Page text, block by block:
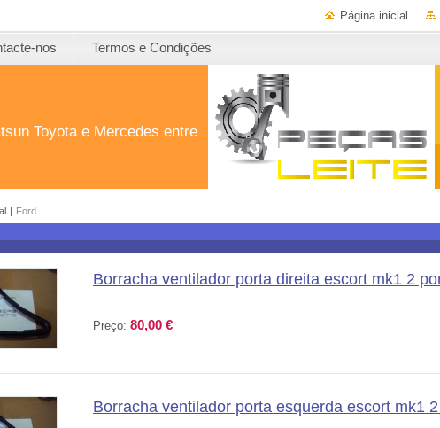
Página inicial
nos Termos e Condições
Toyota e Mercedes entre
| Ford
Borracha ventilador porta direita escort mk1 2
Preço: 80,00 €
Borracha ventilador porta esquerda escort mk1